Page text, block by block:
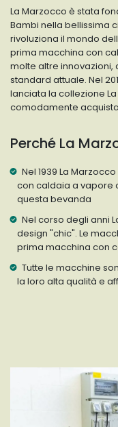
La Marzocco è stata
Bambi nella bellissima
rivoluziona il mondo
prima macchina con
molte altre
standard attuale. Nel
lanciata la collezione
comodamente
Perché La
Nel 1939 La
con caldaia a vapore
questa bevanda
Nel corso degli anni
design "chic". Le
prima macchina con
Tutte le macchine
la loro alta qualità e